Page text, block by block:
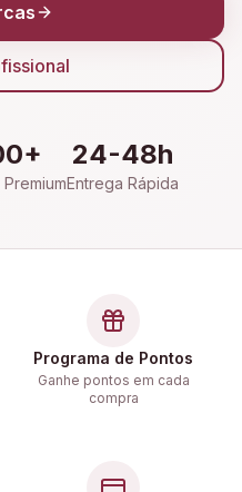
24-48h
Entrega Rápida
Programa de Pontos
Ganhe pontos em cada
compra